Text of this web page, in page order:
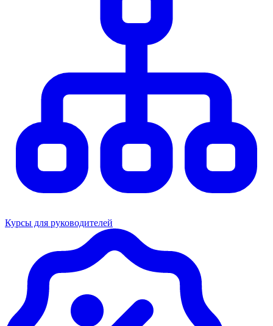
Курсы для руководителей